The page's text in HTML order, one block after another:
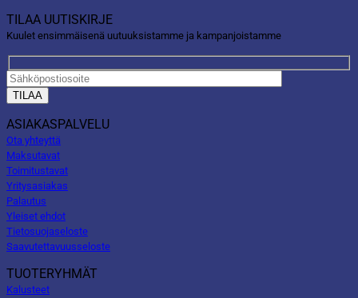
TILAA UUTISKIRJE
Kuulet ensimmäisenä uutuuksistamme ja kampanjoistamme
ASIAKASPALVELU
Ota yhteyttä
Maksutavat
Toimitustavat
Yritysasiakas
Palautus
Yleiset ehdot
Tietosuojaseloste
Saavutettavuusseloste
TUOTERYHMÄT
Kalusteet